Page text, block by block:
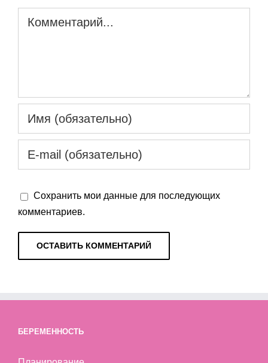
Сохранить мои данные для последующих
комментариев.
БЕРЕМЕННОСТЬ